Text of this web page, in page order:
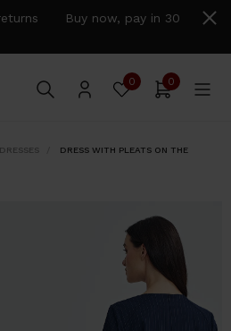
Buy now, pay in 30
0 0
DRESS WITH PLEATS ON THE